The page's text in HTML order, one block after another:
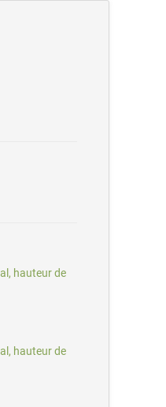
hauteur de
hauteur de